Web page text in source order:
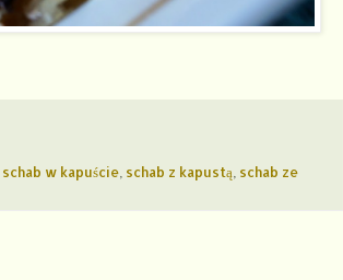
schab w kapuście, schab z kapustą, schab ze